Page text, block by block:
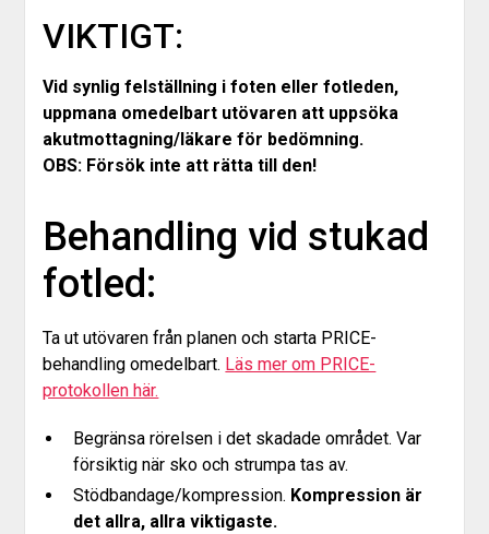
VIKTIGT:
Vid synlig felställning i foten eller fotleden,
uppmana omedelbart utövaren att uppsöka
akutmottagning/läkare för bedömning.
OBS: Försök inte att rätta till den!
Behandling vid stukad
fotled:
Ta ut utövaren från planen och starta PRICE-
behandling omedelbart. Läs mer om PRICE-
protokollen här.
Begränsa rörelsen i det skadade området. Var
försiktig när sko och strumpa tas av.
Stödbandage/kompression. Kompression är
det allra, allra viktigaste.